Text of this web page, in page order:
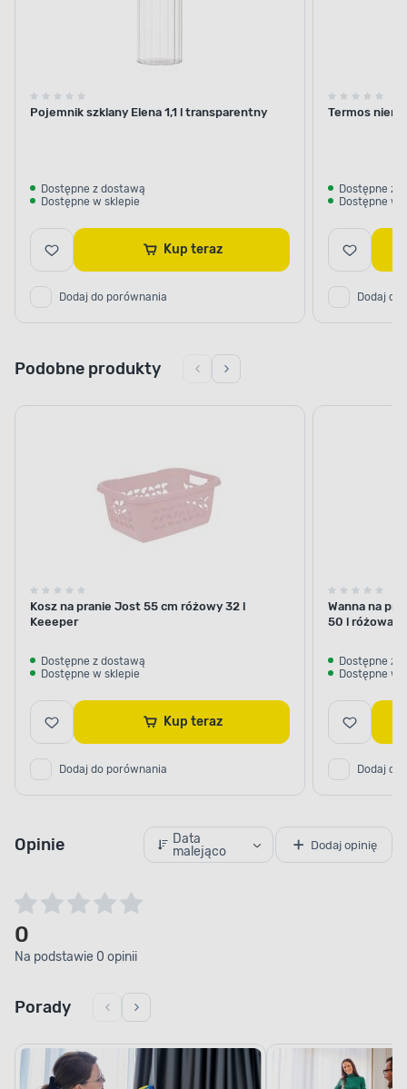
Pojemnik szklany Elena 1,1 l transparentny
Dostępne z dostawą
Dostępne w sklepie
Kup teraz
Dodaj do porównania
Termos
Dostępne z
Dostępne w
Dodaj do
Podobne produkty
Kosz na pranie Jost 55 cm różowy 32 l
Keeeper
Dostępne z dostawą
Dostępne w sklepie
Kup teraz
Dodaj do porównania
Wanna na
50 l różowa
Dostępne z
Dostępne w
Dodaj do
Opinie
Data
malejąco
Dodaj opinię
0
Na podstawie 0 opinii
Porady